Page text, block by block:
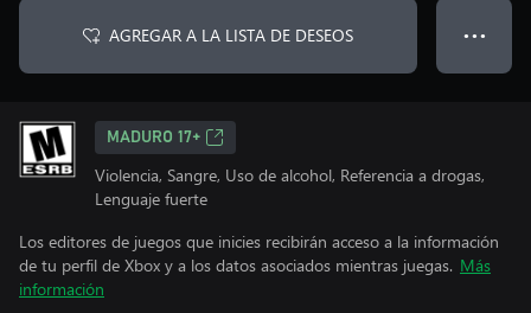
AGREGAR A LA LISTA DE DESEOS ● ● ●
MADURO 17+
Violencia, Sangre, Uso de alcohol, Referencia a drogas,
Lenguaje fuerte
Los editores de juegos que inicies recibirán acceso a la información
de tu perfil de Xbox y a los datos asociados mientras juegas. Más
información